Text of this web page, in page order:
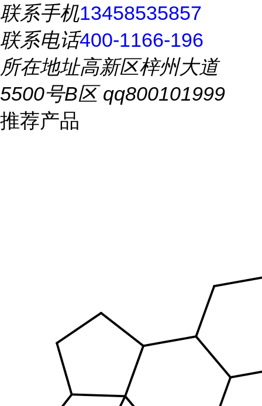
联系手机13458535857
联系电话400-1166-196
所在地址高新区梓州大道
5500号B区 qq800101999
推荐产品